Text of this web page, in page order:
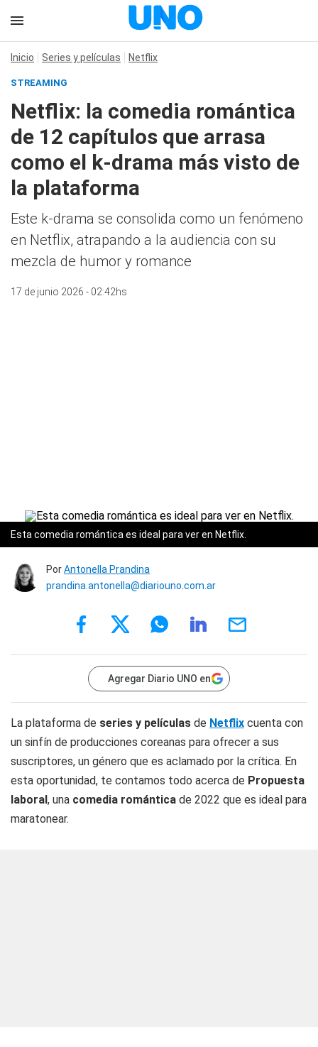
Inicio Series y películas Netflix
STREAMING
Netflix: la comedia romántica
de 12 capítulos que arrasa
como el k-drama más visto de
la plataforma
Este k-drama se consolida como un fenómeno
en Netflix, atrapando a la audiencia con su
mezcla de humor y romance
17 de junio 2026 - 02:42hs
Esta comedia romántica es ideal para ver en Netflix.
PorAntonella Prandina
prandina.antonella@diariouno.com.ar
Agregar Diario UNO en
La plataforma de series y películas de Netflix cuenta con
un sinfín de producciones coreanas para ofrecer a sus
suscriptores, un género que es aclamado por la crítica. En
esta oportunidad, te contamos todo acerca de Propuesta
laboral, una comedia romántica de 2022 que es ideal para
maratonear.